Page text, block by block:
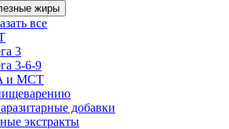
жиры
все
3
3-6-9
и MCT
добавки
экстракты